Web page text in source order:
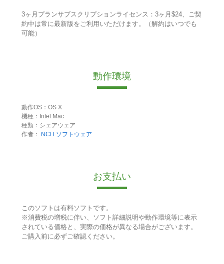
3ヶ月プランサブスクリプションライセンス：3ヶ月$24、ご契
約中は常に最新版をご利用いただけます。（解約はいつでも
可能）
動作環境
動作OS：OS X
機種：Intel Mac
種類：シェアウェア
作者：
NCH ソフトウェア
お支払い
このソフトは有料ソフトです。
※消費税の増税に伴い、ソフト詳細説明や動作環境等に表示
されている価格と、実際の価格が異なる場合がございます。
ご購入前に必ずご確認ください。